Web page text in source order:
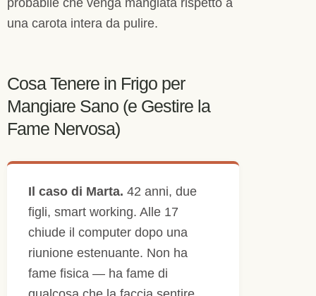
probabile che venga mangiata rispetto a
una carota intera da pulire.
Cosa Tenere in Frigo per
Mangiare Sano (e Gestire la
Fame Nervosa)
Il caso di Marta. 42 anni, due
figli, smart working. Alle 17
chiude il computer dopo una
riunione estenuante. Non ha
fame fisica — ha fame di